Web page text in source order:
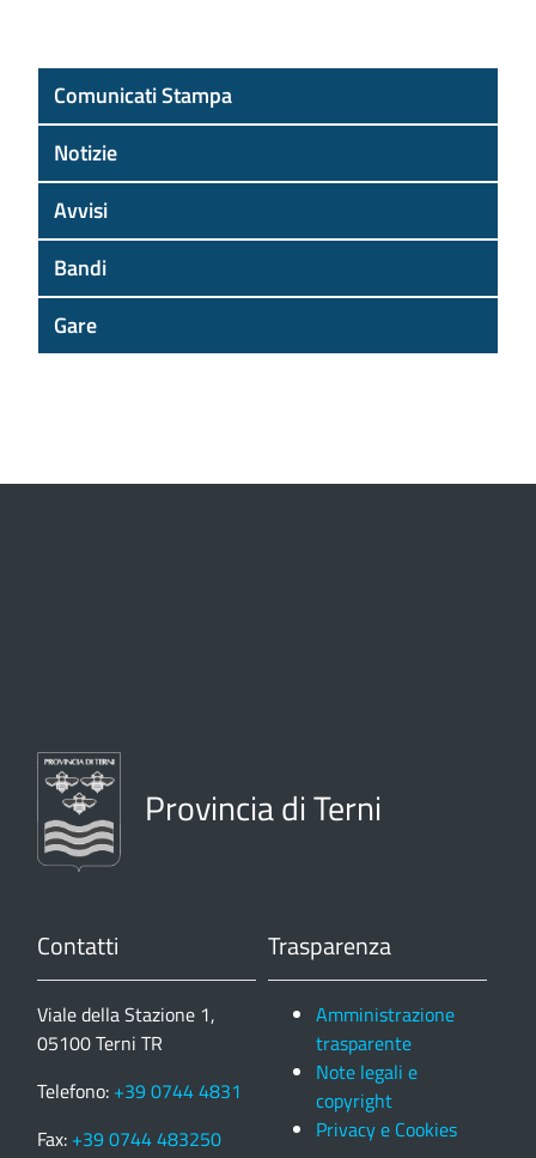
Comunicati Stampa
Notizie
Avvisi
Bandi
Gare
Provincia di Terni
Contatti
Viale della Stazione 1,
05100 Terni TR
Telefono: +39 0744 4831
Fax: +39 0744 483250
Trasparenza
Amministrazione
trasparente
Note legali e
copyright
Privacy e Cookies